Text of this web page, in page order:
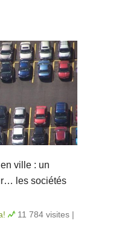
ville : un
les sociétés
11 784 visites |